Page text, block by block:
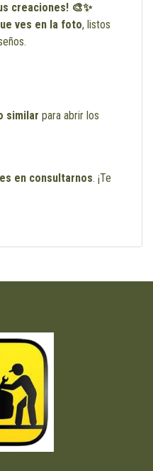
creaciones! 🎨✨
ves en la foto, listos
similar para abrir los
en consultarnos. ¡Te